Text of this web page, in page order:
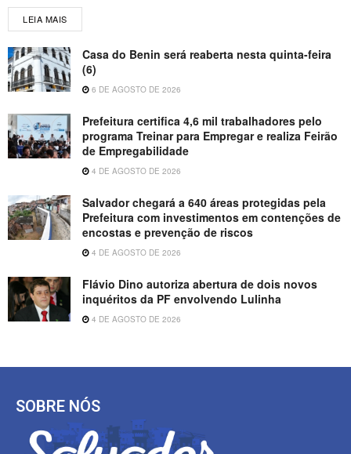
LEIA MAIS
Casa do Benin será reaberta nesta quinta-feira
(6)
6 DE AGOSTO DE 2026
Prefeitura certifica 4,6 mil trabalhadores pelo
programa Treinar para Empregar e realiza Feirão
de Empregabilidade
4 DE AGOSTO DE 2026
Salvador chegará a 640 áreas protegidas pela
Prefeitura com investimentos em contenções de
encostas e prevenção de riscos
4 DE AGOSTO DE 2026
Flávio Dino autoriza abertura de dois novos
inquéritos da PF envolvendo Lulinha
4 DE AGOSTO DE 2026
SOBRE NÓS